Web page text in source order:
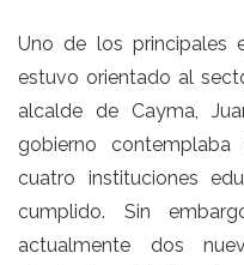
Uno de los principales
estuvo orientado al
alcalde de Cayma,
gobierno
cuatro instituciones
cumplido. Sin
actualmente dos